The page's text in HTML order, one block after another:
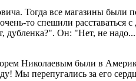
Тогда все магазины
то спешили
Он: "Нет, не
Николаевым были в
Мы перепугались за его